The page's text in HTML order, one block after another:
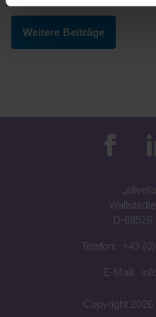
Weitere Beiträge
„alivell
D-68526
Telefon: +49
E-Mail:
Copyright 2026 |